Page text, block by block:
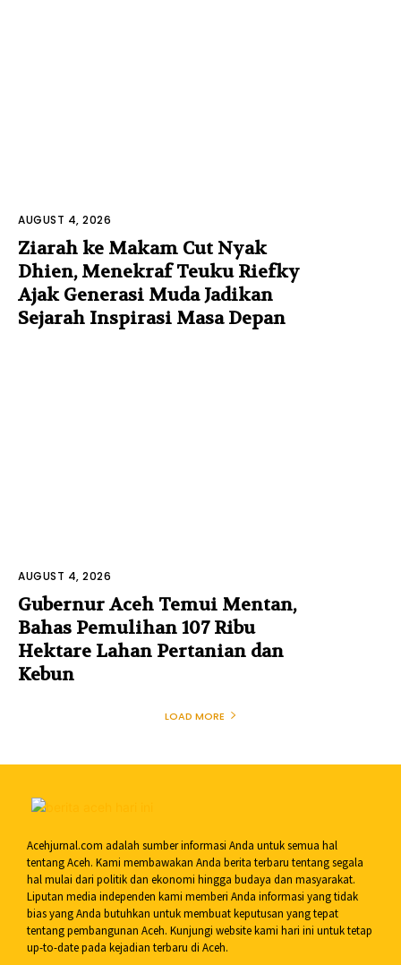
AUGUST 4, 2026
Ziarah ke Makam Cut Nyak
Dhien, Menekraf Teuku Riefky
Ajak Generasi Muda Jadikan
Sejarah Inspirasi Masa Depan
AUGUST 4, 2026
Gubernur Aceh Temui Mentan,
Bahas Pemulihan 107 Ribu
Hektare Lahan Pertanian dan
Kebun
LOAD MORE
Acehjurnal.com adalah sumber informasi Anda untuk semua hal
tentang Aceh. Kami membawakan Anda berita terbaru tentang segala
hal mulai dari politik dan ekonomi hingga budaya dan masyarakat.
Liputan media independen kami memberi Anda informasi yang tidak
bias yang Anda butuhkan untuk membuat keputusan yang tepat
tentang pembangunan Aceh. Kunjungi website kami hari ini untuk tetap
up-to-date pada kejadian terbaru di Aceh.